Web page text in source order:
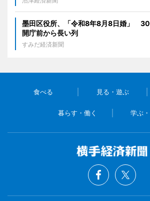
墨田区役所、「令和8年8月8日婚」
開庁前から長い列
すみだ経済新聞
食べる 見る・遊ぶ
暮らす・働く 学ぶ